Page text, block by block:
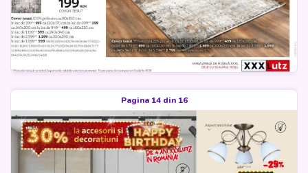
Pagina 14 din 16